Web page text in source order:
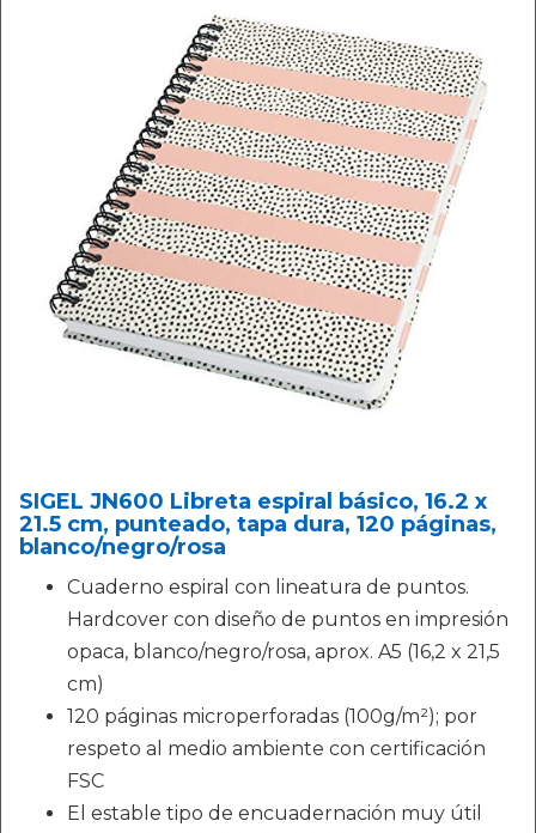
SIGEL JN600 Libreta espiral básico, 16.2 x
21.5 cm, punteado, tapa dura, 120 páginas,
blanco/negro/rosa
Cuaderno espiral con lineatura de puntos.
Hardcover con diseño de puntos en impresión
opaca, blanco/negro/rosa, aprox. A5 (16,2 x 21,5
cm)
120 páginas microperforadas (100g/m²); por
respeto al medio ambiente con certificación
FSC
El estable tipo de encuadernación muy útil